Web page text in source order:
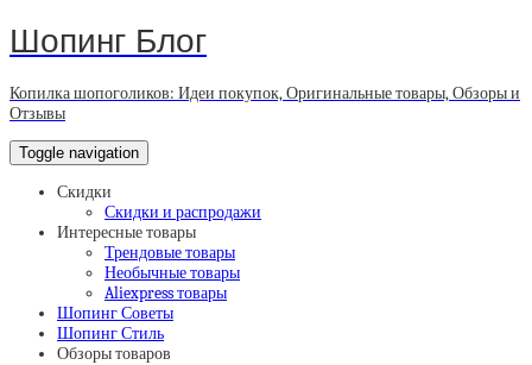
Шопинг Блог
Копилка шопоголиков: Идеи покупок, Оригинальные товары, Обзоры и
Отзывы
Toggle navigation
Скидки
Скидки и распродажи
Интересные товары
Трендовые товары
Необычные товары
Aliexpress товары
Шопинг Советы
Шопинг Стиль
Обзоры товаров